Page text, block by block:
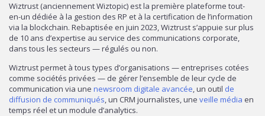
Wiztrust (anciennement Wiztopic) est la première plateforme tout-
en-un dédiée à la gestion des RP et à la certification de l’information
via la blockchain. Rebaptisée en juin 2023, Wiztrust s’appuie sur plus
de 10 ans d’expertise au service des communications corporate,
dans tous les secteurs — régulés ou non.
Wiztrust permet à tous types d’organisations — entreprises cotées
comme sociétés privées — de gérer l’ensemble de leur cycle de
communication via une newsroom digitale avancée, un outil de
diffusion de communiqués, un CRM journalistes, une veille média en
temps réel et un module d’analytics.